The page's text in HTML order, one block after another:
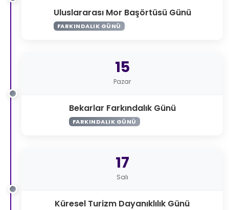
Uluslararası Mor Başörtüsü Günü
FARKINDALIK GÜNÜ
15
Pazar
Bekarlar Farkındalık Günü
FARKINDALIK GÜNÜ
17
Salı
Küresel Turizm Dayanıklılık Günü